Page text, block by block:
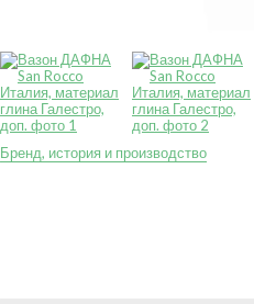
Бренд, история и производство